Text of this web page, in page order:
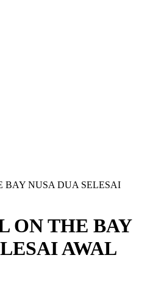
BAY NUSA DUA SELESAI
ON THE BAY
AWAL